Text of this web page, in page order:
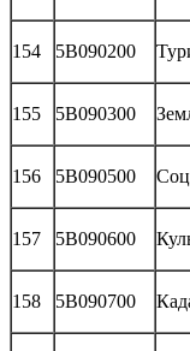
154 5В090200
155 5В090300
156 5В090500
157 5В090600
158 5В090700